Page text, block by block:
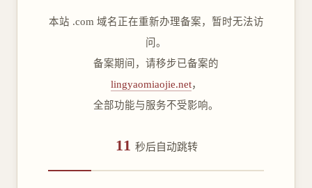
本站 .com 域名正在重新办理备案，暂时无法访
问。
备案期间，请移步已备案的
lingyaomiaojie.net，
全部功能与服务不受影响。
11 秒后自动跳转